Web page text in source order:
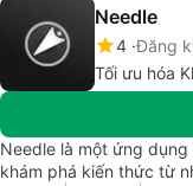
Needle
4 Đăng
Tối ưu hóa
Needle là một ứng
khám phá kiến thức từ